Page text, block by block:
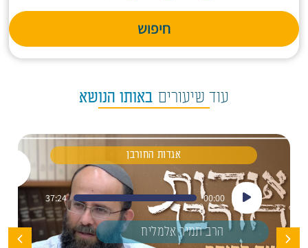
חיפוש
עוד שיעורים באותו הנושא
אגדות החורבן
נגן
אודיו
00:00
37:24
הרב תמיר אלמליח